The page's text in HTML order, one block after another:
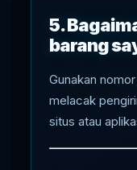
5.
barang
Gunakan
melacak
situs atau